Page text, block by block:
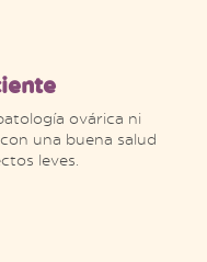
ovárica ni
una buena salud
leves.